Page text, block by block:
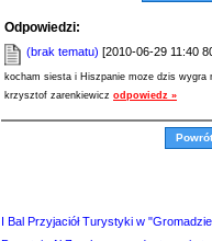
Odpowiedzi:
(brak tematu) [2010-06-29 11:40
kocham siesta i Hiszpanie moze dzis wygra
krzysztof zarenkiewicz odpowiedz »
I Bal Przyjaciół Turystyki w